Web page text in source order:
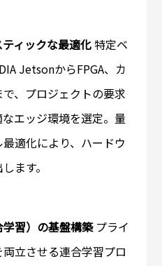
ィックな最適化特定ベ
JetsonからFPGA、カ
、プロジェクトの要求
エッジ環境を選定。量
適化により、ハードウ
ます。
習）の基盤構築プライ
立させる連合学習プロ